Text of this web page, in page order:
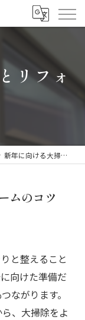
リフォ
新年に向ける大掃除とリフォームのコツ
ムのコツ
と整えること
向けた準備だ
ながります。
、大掃除をよ